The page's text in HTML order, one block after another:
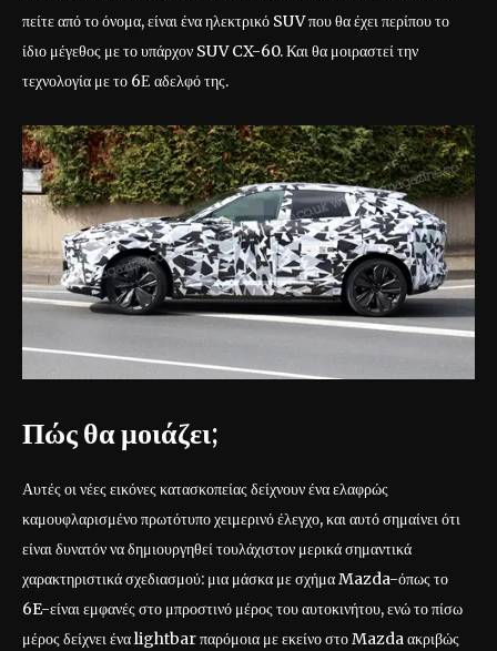
πείτε από το όνομα, είναι ένα ηλεκτρικό SUV που θα έχει περίπου το
ίδιο μέγεθος με το υπάρχον SUV CX-60. Και θα μοιραστεί την
τεχνολογία με το 6Ε αδελφό της.
Πώς θα μοιάζει;
Αυτές οι νέες εικόνες κατασκοπείας δείχνουν ένα ελαφρώς
καμουφλαρισμένο πρωτότυπο χειμερινό έλεγχο, και αυτό σημαίνει ότι
είναι δυνατόν να δημιουργηθεί τουλάχιστον μερικά σημαντικά
χαρακτηριστικά σχεδιασμού: μια μάσκα με σχήμα Mazda-όπως το
6E-είναι εμφανές στο μπροστινό μέρος του αυτοκινήτου, ενώ το πίσω
μέρος δείχνει ένα lightbar παρόμοια με εκείνο στο Mazda ακριβώς